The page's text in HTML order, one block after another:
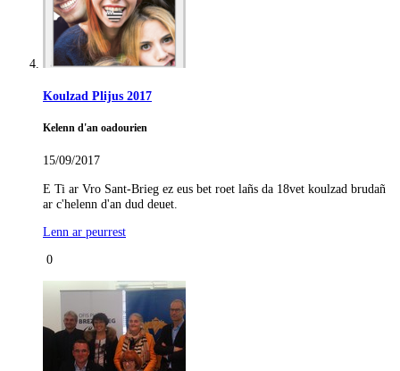
Koulzad Plijus 2017
Kelenn d'an oadourien
15/09/2017
E Ti ar Vro Sant-Brieg ez eus bet roet lañs da 18vet koulzad brudañ
ar c'helenn d'an dud deuet.
Lenn ar peurrest
0